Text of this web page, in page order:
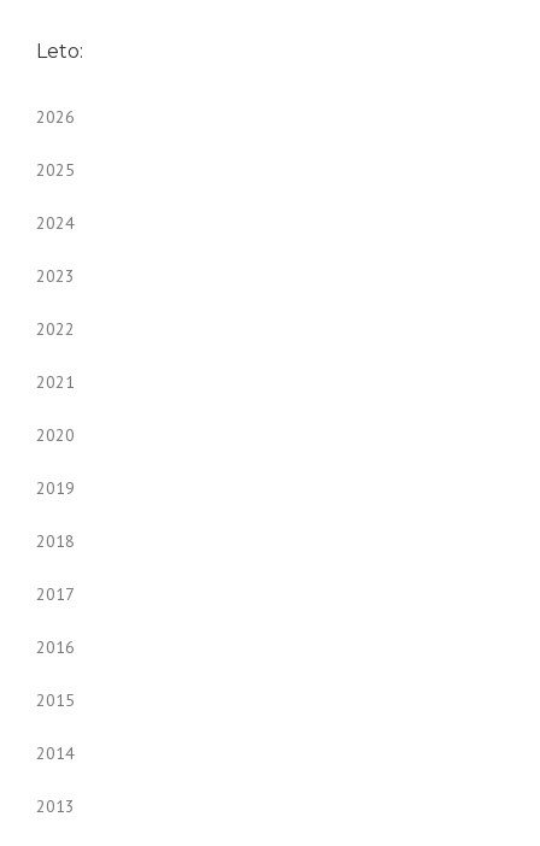
Leto:
2026
2025
2024
2023
2022
2021
2020
2019
2018
2017
2016
2015
2014
2013